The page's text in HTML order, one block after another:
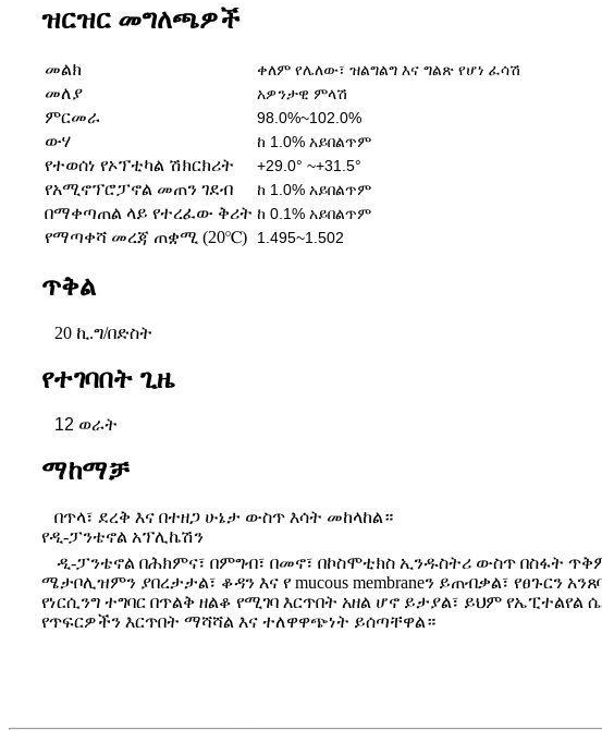
ዝርዝር መግለጫዎች
መልክ ቀለም የሌለው፣ ዝልግልግ እና ግልጽ የሆነ ፈሳሽ
መለያ አዎንታዊ ምላሽ
ምርመራ 98.0%~102.0%
ውሃ ከ 1.0% አይበልጥም
የተወሰነ የኦፕቲካል ሽክርክሪት +29.0° ~+31.5°
የአሚኖፕሮፓኖል መጠን ገደብ ከ 1.0% አይበልጥም
በማቀጣጠል ላይ የተረፈው ቅሪት ከ 0.1% አይበልጥም
የማጣቀሻ መረጃ ጠቋሚ (20℃) 1.495~1.502
ጥቅል
20 ኪ.ግ/በድስት
የተገባበት ጊዜ
12 ወራት
ማከማቻ
በጥላ፣ ደረቅ እና በተዘጋ ሁኔታ ውስጥ እሳት መከላከል።
የዲ-ፓንቴኖል አፕሊኬሽን
ዲ-ፓንቴኖል በሕክምና፣ በምግብ፣ በመኖ፣ በኮስሞቲክስ ኢንዱስትሪ ውስጥ በስፋት
ሜታቦሊዝምን ያበረታታል፣ ቆዳን እና የ mucous membraneን ይጠብቃል፣ የፀጉርን
የነርሲንግ ተግባር በጥልቅ ዘልቆ የሚገባ እርጥበት አዘል ሆኖ ይታያል፣ ይህም
የጥፍርዎችን እርጥበት ማሻሻል እና ተለዋዋጭነት ይሰጣቸዋል።